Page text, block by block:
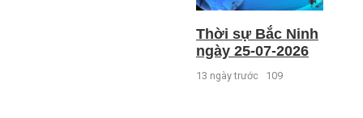
Thời sự Bắc Ninh
ngày 25-07-2026
13 ngày trước 109